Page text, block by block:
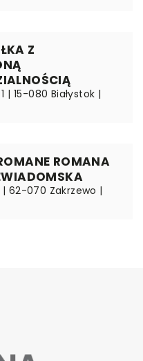
Z
| 15-080 Białystok |
ROMANA
62-070 Zakrzewo |